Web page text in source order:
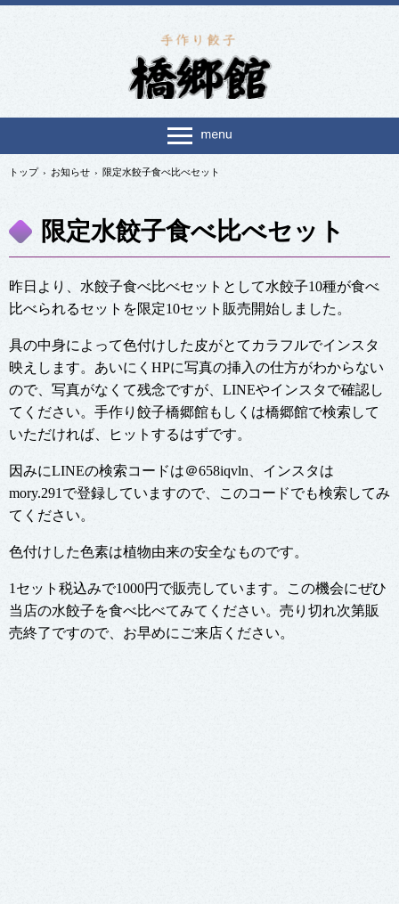
トップ › お知らせ › 限定水餃子食べ比べセット
限定水餃子食べ比べセット
昨日より、水餃子食べ比べセットとして水餃子10種が食べ
比べられるセットを限定10セット販売開始しました。
具の中身によって色付けした皮がとてカラフルでインスタ
映えします。あいにくHPに写真の挿入の仕方がわからない
ので、写真がなくて残念ですが、LINEやインスタで確認し
てください。手作り餃子橋郷館もしくは橋郷館で検索して
いただければ、ヒットするはずです。
因みにLINEの検索コードは＠658iqvln、インスタは
mory.291で登録していますので、このコードでも検索してみ
てください。
色付けした色素は植物由来の安全なものです。
1セット税込みで1000円で販売しています。この機会にぜひ
当店の水餃子を食べ比べてみてください。売り切れ次第販
売終了ですので、お早めにご来店ください。